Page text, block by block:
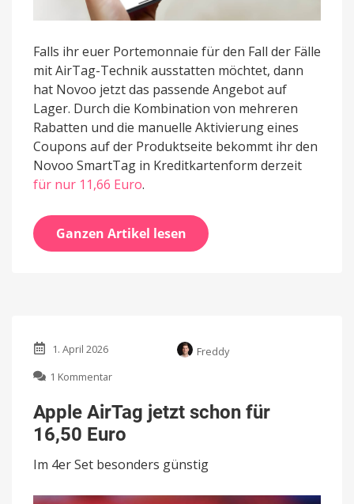
Falls ihr euer Portemonnaie für den Fall der Fälle
mit AirTag-Technik ausstatten möchtet, dann
hat Novoo jetzt das passende Angebot auf
Lager. Durch die Kombination von mehreren
Rabatten und die manuelle Aktivierung eines
Coupons auf der Produktseite bekommt ihr den
Novoo SmartTag in Kreditkartenform derzeit
für nur 11,66 Euro.
Ganzen Artikel lesen
1. April 2026
Freddy
1 Kommentar
AirTag
jetzt
schon
16,50
Apple AirTag jetzt schon für
16,50 Euro
Im 4er Set besonders günstig